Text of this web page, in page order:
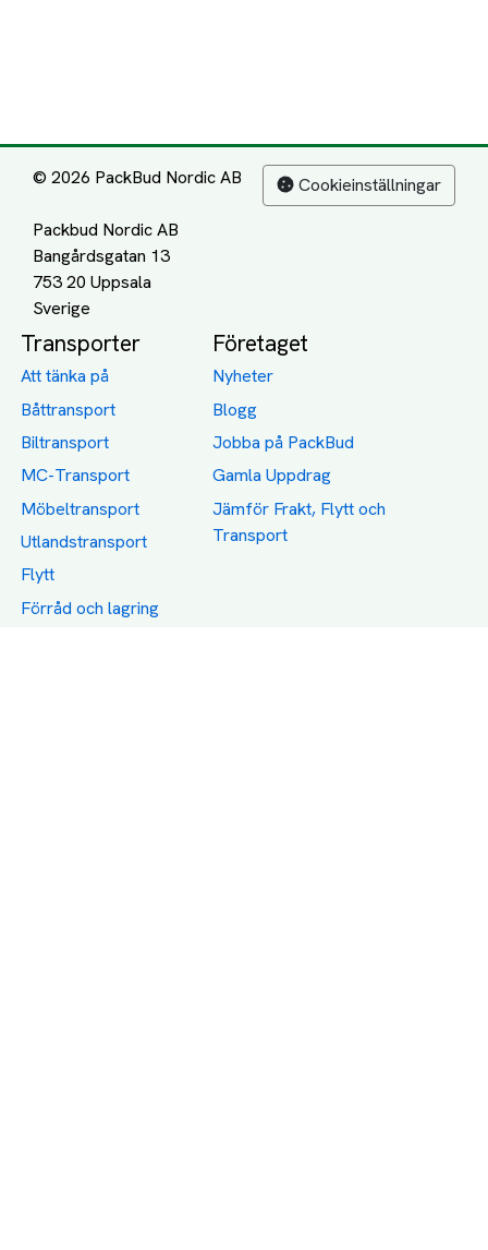
© 2026 PackBud Nordic AB
Packbud Nordic AB
Bangårdsgatan 13
753 20 Uppsala
Cookieinställningar
Transporter
Att tänka på
Båttransport
Biltransport
MC-Transport
Möbeltransport
Utlandstransport
Flytt
Förråd och lagring
Företaget
Nyheter
Blogg
Jobba på PackBud
Gamla Uppdrag
Jämför Frakt, Flytt och
Transport